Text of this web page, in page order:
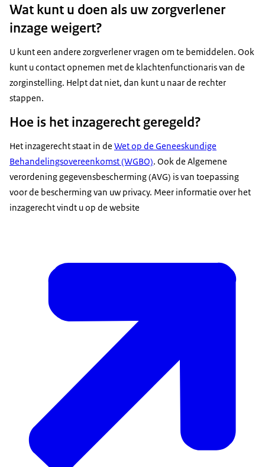
Wat kunt u doen als uw zorgverlener
inzage weigert?
U kunt een andere zorgverlener vragen om te bemiddelen. Ook
kunt u contact opnemen met de klachtenfunctionaris van de
zorginstelling. Helpt dat niet, dan kunt u naar de rechter
stappen.
Hoe is het inzagerecht geregeld?
Het inzagerecht staat in de Wet op de Geneeskundige
Behandelingsovereenkomst (WGBO). Ook de Algemene
verordening gegevensbescherming (AVG) is van toepassing
voor de bescherming van uw privacy. Meer informatie over het
inzagerecht vindt u op de website